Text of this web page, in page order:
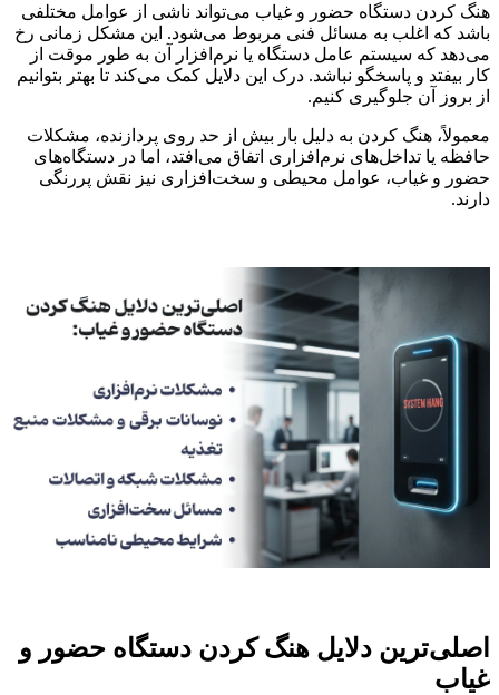
هنگ کردن دستگاه حضور و غیاب می‌تواند ناشی از عوامل مختلفی
باشد که اغلب به مسائل فنی مربوط می‌شود. این مشکل زمانی رخ
می‌دهد که سیستم عامل دستگاه یا نرم‌افزار آن به طور موقت از
کار بیفتد و پاسخگو نباشد. درک این دلایل کمک می‌کند تا بهتر بتوانیم
از بروز آن جلوگیری کنیم.
معمولاً، هنگ کردن به دلیل بار بیش از حد روی پردازنده، مشکلات
حافظه یا تداخل‌های نرم‌افزاری اتفاق می‌افتد، اما در دستگاه‌های
حضور و غیاب، عوامل محیطی و سخت‌افزاری نیز نقش پررنگی
دارند.
اصلی‌ترین دلایل هنگ کردن دستگاه حضور و
غیاب